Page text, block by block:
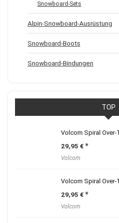
Snowboard-Sets
Alpin-Snowboard-Ausrüstung
Snowboard-Boots
Snowboard-Bindungen
TOP
Volcom Spiral
29,95 €
Volcom
Volcom Spiral
29,95 €
Volcom